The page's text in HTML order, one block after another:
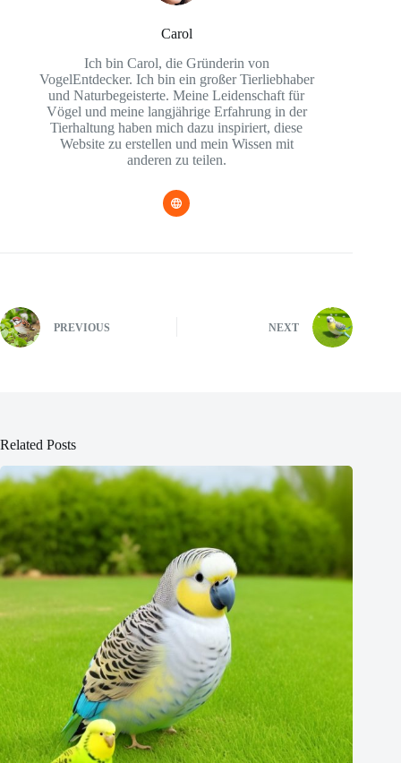
Carol
Ich bin Carol, die Gründerin von
VogelEntdecker. Ich bin ein großer Tierliebhaber
und Naturbegeisterte. Meine Leidenschaft für
Vögel und meine langjährige Erfahrung in der
Tierhaltung haben mich dazu inspiriert, diese
Website zu erstellen und mein Wissen mit
anderen zu teilen.
PREVIOUS NEXT
Related Posts